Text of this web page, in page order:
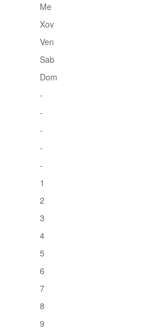
Me
Xov
Ven
Sab
Dom
-
-
-
-
-
1
2
3
4
5
6
7
8
9